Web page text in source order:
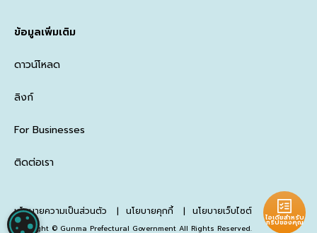
ข้อมูลเพิ่มเติม
ดาวน์โหลด
ลิงก์
For Businesses
ติดต่อเรา
นโยบายความเป็นส่วนตัว นโยบายคุกกี้ นโยบายเว็บไซต์
Copyright © Gunma Prefectural Government All Rights Reserved.
ไอเดียสำหรับ
ทริปของคุณ
การตั้งค่าคุกกี้